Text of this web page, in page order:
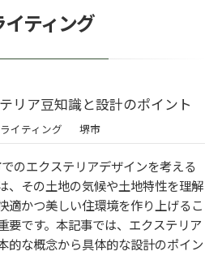
イティング
リア豆知識と設計のポイント
ライティング 堺市
のエクステリアデザインを考える
、その土地の気候や土地特性を理解
適かつ美しい住環境を作り上げるこ
要です。本記事では、エクステリア
的な概念から具体的な設計のポイン